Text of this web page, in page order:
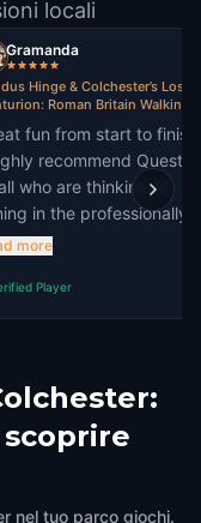
locali
Gramanda
Hinge & Colchester’s Lost
Roman Britain Walking
fun from start to finish.
recommend Questo
who are thinking of
in the professionally
and highly
and I have seen
in a new light
missed by many
The riddles and
really well presented
more
Player
nel tuo parco giochi.